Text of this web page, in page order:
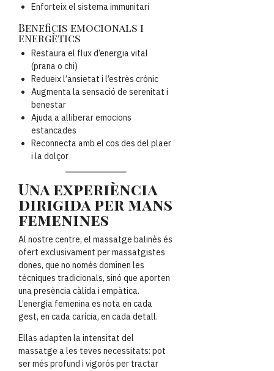
Enforteix el sistema immunitari
Beneficis emocionals i
energètics
Restaura el flux d’energia vital
(prana o chi)
Redueix l’ansietat i l’estrès crònic
Augmenta la sensació de serenitat i
benestar
Ajuda a alliberar emocions
estancades
Reconnecta amb el cos des del plaer
i la dolçor
Una experiència
dirigida per mans
femenines
Al nostre centre, el massatge balinès és
ofert exclusivament per massatgistes
dones, que no només dominen les
tècniques tradicionals, sinó que aporten
una presència càlida i empàtica.
L’energia femenina es nota en cada
gest, en cada carícia, en cada detall.
Ellas adapten la intensitat del
massatge a les teves necessitats: pot
ser més profund i vigorós per tractar